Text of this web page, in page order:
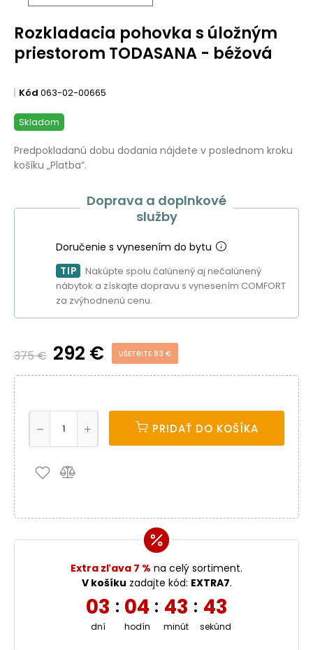
Rozkladacia pohovka s úložným
priestorom TODASANA - béžová
Kód 063-02-00665
Skladom
Predpokladanú dobu dodania nájdete v poslednom kroku
košíku „Platba“.
Doprava a doplnkové
služby
Doručenie s vynesením do bytu
TIP
Nakúpte spolu čalúnený aj nečalúnený
nábytok a získajte dopravu s vynesením COMFORT
za zvýhodnenú cenu.
375 € 292 € UŠETRITE 83 €
PRIDAŤ DO KOŠÍKA
Extra zľava 7 % na celý sortiment.
V košíku zadajte kód: EXTRA7.
03
dní
: 04
hodín
: 43
minút
: 43
sekúnd